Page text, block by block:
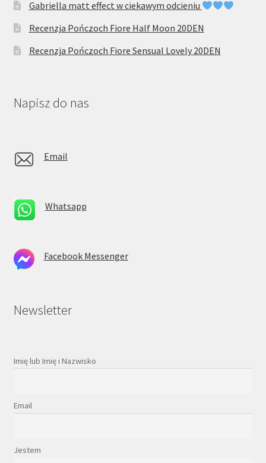
Gabriella matt effect w ciekawym odcieniu
Recenzja Pończoch Fiore Half Moon 20DEN
Recenzja Pończoch Fiore Sensual Lovely 20DEN
Napisz do nas
Email
Whatsapp
Facebook Messenger
Newsletter
Imię lub Imię i Nazwisko
Email
Jestem